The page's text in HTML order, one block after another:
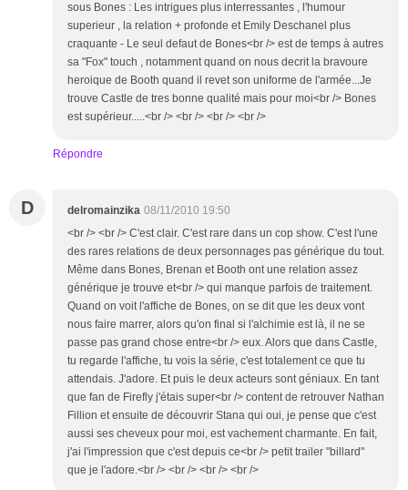
sous Bones : Les intrigues plus interressantes , l'humour
superieur , la relation + profonde et Emily Deschanel plus
craquante - Le seul defaut de Bones<br /> est de temps à autres
sa "Fox" touch , notamment quand on nous decrit la bravoure
heroique de Booth quand il revet son uniforme de l'armée...Je
trouve Castle de tres bonne qualité mais pour moi<br /> Bones
est supérieur.....<br /> <br /> <br /> <br />
Répondre
D delromainzika 08/11/2010 19:50
<br /> <br /> C'est clair. C'est rare dans un cop show. C'est l'une
des rares relations de deux personnages pas générique du tout.
Même dans Bones, Brenan et Booth ont une relation assez
générique je trouve et<br /> qui manque parfois de traitement.
Quand on voit l'affiche de Bones, on se dit que les deux vont
nous faire marrer, alors qu'on final si l'alchimie est là, il ne se
passe pas grand chose entre<br /> eux. Alors que dans Castle,
tu regarde l'affiche, tu vois la série, c'est totalement ce que tu
attendais. J'adore. Et puis le deux acteurs sont géniaux. En tant
que fan de Firefly j'étais super<br /> content de retrouver Nathan
Fillion et ensuite de découvrir Stana qui oui, je pense que c'est
aussi ses cheveux pour moi, est vachement charmante. En fait,
j'ai l'impression que c'est depuis ce<br /> petit trailer "billard"
que je l'adore.<br /> <br /> <br /> <br />